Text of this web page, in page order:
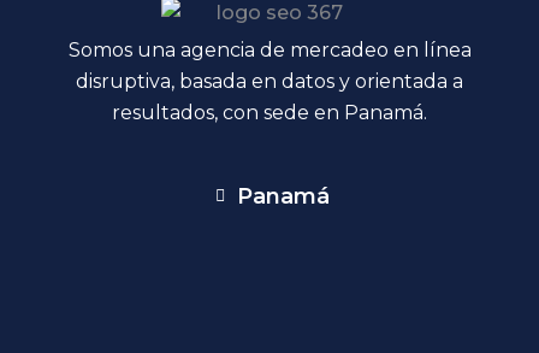
Somos una agencia de mercadeo en línea
disruptiva, basada en datos y orientada a
resultados, con sede en Panamá.
Panamá